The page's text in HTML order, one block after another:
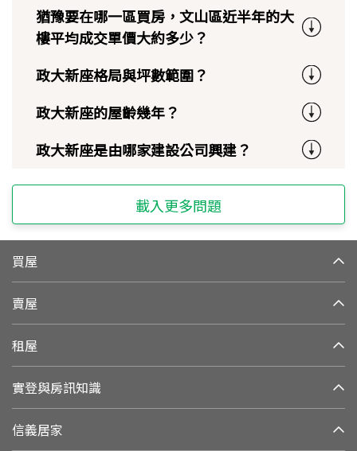
猶豫要在哪一區買房，文山區近半年的大
樓平均成交單價大約多少？
政大新座格局與坪數範圍？
政大新座的屋齡幾年？
政大新座是由哪家建設公司興建？
載入更多問題
買屋
賣屋
租屋
實登與房訊知識
信義居家